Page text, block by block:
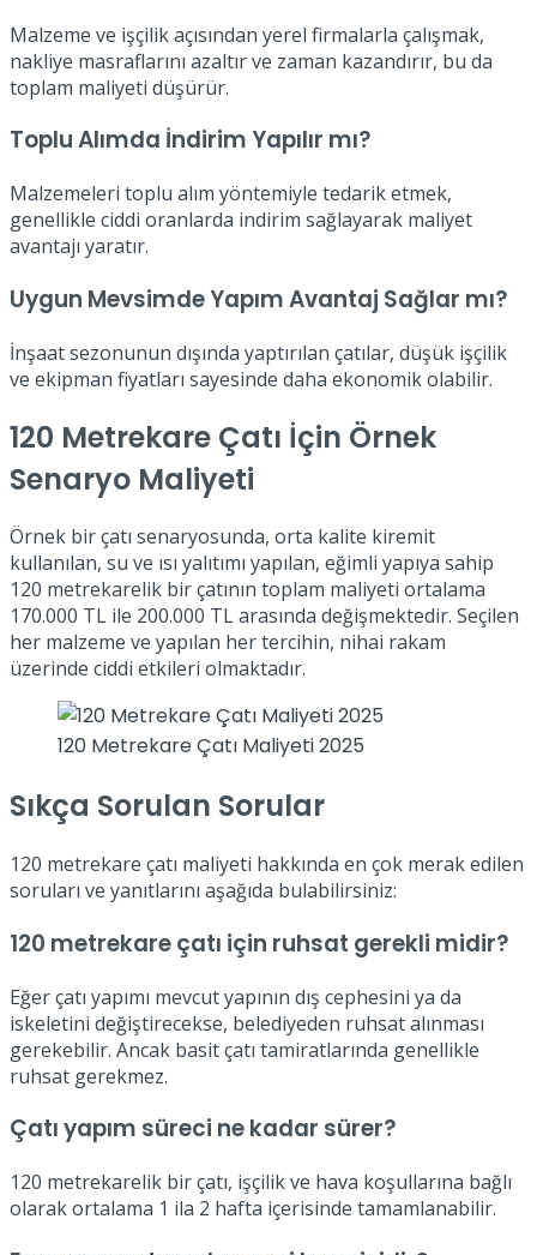
Malzeme ve işçilik açısından yerel firmalarla çalışmak,
nakliye masraflarını azaltır ve zaman kazandırır, bu da
toplam maliyeti düşürür.
Toplu Alımda İndirim Yapılır mı?
Malzemeleri toplu alım yöntemiyle tedarik etmek,
genellikle ciddi oranlarda indirim sağlayarak maliyet
avantajı yaratır.
Uygun Mevsimde Yapım Avantaj Sağlar mı?
İnşaat sezonunun dışında yaptırılan çatılar, düşük işçilik
ve ekipman fiyatları sayesinde daha ekonomik olabilir.
120 Metrekare Çatı İçin Örnek
Senaryo Maliyeti
Örnek bir çatı senaryosunda, orta kalite kiremit
kullanılan, su ve ısı yalıtımı yapılan, eğimli yapıya sahip
120 metrekarelik bir çatının toplam maliyeti ortalama
170.000 TL ile 200.000 TL arasında değişmektedir. Seçilen
her malzeme ve yapılan her tercihin, nihai rakam
üzerinde ciddi etkileri olmaktadır.
120 Metrekare Çatı Maliyeti 2025
Sıkça Sorulan Sorular
120 metrekare çatı maliyeti hakkında en çok merak edilen
soruları ve yanıtlarını aşağıda bulabilirsiniz:
120 metrekare çatı için ruhsat gerekli midir?
Eğer çatı yapımı mevcut yapının dış cephesini ya da
iskeletini değiştirecekse, belediyeden ruhsat alınması
gerekebilir. Ancak basit çatı tamiratlarında genellikle
ruhsat gerekmez.
Çatı yapım süreci ne kadar sürer?
120 metrekarelik bir çatı, işçilik ve hava koşullarına bağlı
olarak ortalama 1 ila 2 hafta içerisinde tamamlanabilir.